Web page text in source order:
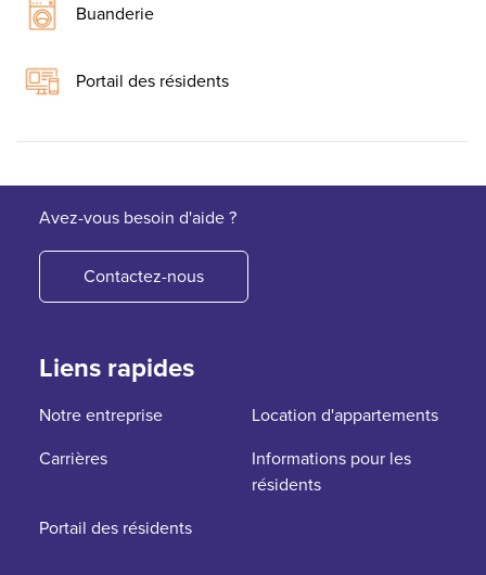
Buanderie
Portail des résidents
Avez-vous besoin d'aide ?
Contactez-nous
Liens rapides
Notre entreprise
Location d'appartements
Carrières
Informations pour les
résidents
Portail des résidents